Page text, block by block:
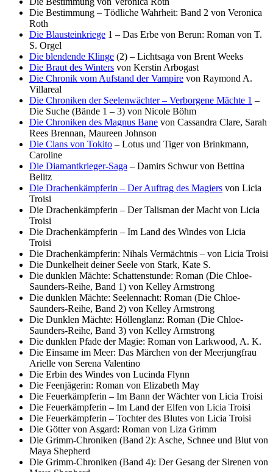
Die Bestimmung – Tödliche Wahrheit: Band 2 von Veronica
Roth
Die Blausteinkriege 1 – Das Erbe von Berun: Roman von T.
S. Orgel
Die blendende Klinge (2) – Lichtsaga von Brent Weeks
Die Braut des Winters von Kerstin Arbogast
Die Chronik vom Aufstand der Vampire von Raymond A.
Villareal
Die Chroniken der Seelenwächter – Verborgene Mächte 1 –
Die Suche (Bände 1 – 3) von Nicole Böhm
Die Chroniken des Magnus Bane von Cassandra Clare, Sarah
Rees Brennan, Maureen Johnson
Die Clans von Tokito – Lotus und Tiger von Brinkmann,
Caroline
Die Diamantkrieger-Saga – Damirs Schwur von Bettina
Belitz
Die Drachenkämpferin – Der Auftrag des Magiers von Licia
Troisi
Die Drachenkämpferin – Der Talisman der Macht von Licia
Troisi
Die Drachenkämpferin – Im Land des Windes von Licia
Troisi
Die Drachenkämpferin: Nihals Vermächtnis – von Licia Troisi
Die Dunkelheit deiner Seele von Stark, Kate S.
Die dunklen Mächte: Schattenstunde: Roman (Die Chloe-
Saunders-Reihe, Band 1) von Kelley Armstrong
Die dunklen Mächte: Seelennacht: Roman (Die Chloe-
Saunders-Reihe, Band 2) von Kelley Armstrong
Die Dunklen Mächte: Höllenglanz: Roman (Die Chloe-
Saunders-Reihe, Band 3) von Kelley Armstrong
Die dunklen Pfade der Magie: Roman von Larkwood, A. K.
Die Einsame im Meer: Das Märchen von der Meerjungfrau
Arielle von Serena Valentino
Die Erbin des Windes von Lucinda Flynn
Die Feenjägerin: Roman von Elizabeth May
Die Feuerkämpferin – Im Bann der Wächter von Licia Troisi
Die Feuerkämpferin – Im Land der Elfen von Licia Troisi
Die Feuerkämpferin – Tochter des Blutes von Licia Troisi
Die Götter von Asgard: Roman von Liza Grimm
Die Grimm-Chroniken (Band 2): Asche, Schnee und Blut von
Maya Shepherd
Die Grimm-Chroniken (Band 4): Der Gesang der Sirenen von